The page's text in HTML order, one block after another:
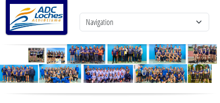
Panneau de gestion des cookies